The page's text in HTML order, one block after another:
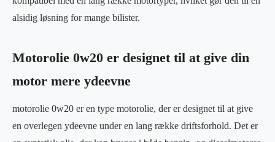
alsidig løsning for mange bilister.
Motorolie 0w20 er designet til at give din
motor mere ydeevne
motorolie 0w20 er en type motorolie, der er designet til at give
en overlegen ydeevne under en lang række driftsforhold. Det er